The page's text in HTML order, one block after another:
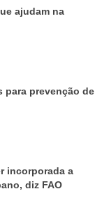
ajudam na
para prevenção de
incorporada a
diz FAO